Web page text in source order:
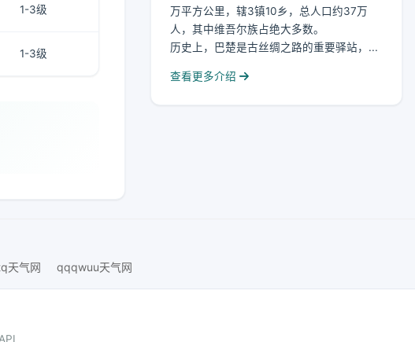
1-3级
1-3级
万平方公里，辖3镇10乡，总人口约37万
人，其中维吾尔族占绝大多数。
历史上，巴楚是古丝绸之路的重要驿站，...
查看更多介绍
天气网 qqqwuu天气网